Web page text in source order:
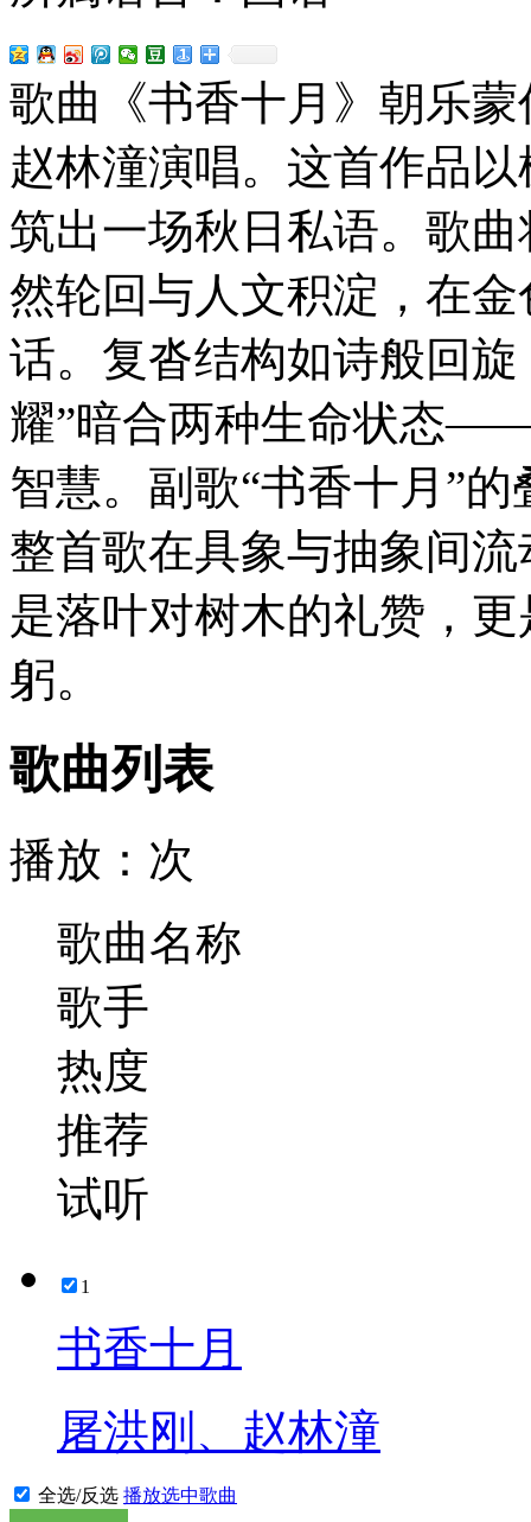
歌曲《书香十月》朝乐
赵林潼演唱。这首作品
筑出一场秋日私语。歌
然轮回与人文积淀，在
话。复沓结构如诗般回
耀”暗合两种生命状态
智慧。副歌“书香十月”
整首歌在具象与抽象间
是落叶对树木的礼赞，
躬。
歌曲列表
播放： 次
歌曲名称
歌手
热度
推荐
试听
1
书香十月
屠洪刚、赵林潼
全选/反选 播放选中歌曲